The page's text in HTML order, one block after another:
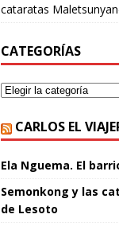
cataratas
CATEGORÍAS
CARLOS EL
Ela Nguema. El
Semonkong y las
de Lesoto